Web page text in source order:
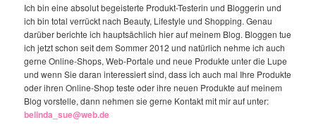
Ich bin eine absolut begeisterte Produkt-Testerin und Bloggerin und
ich bin total verrückt nach Beauty, Lifestyle und Shopping. Genau
darüber berichte ich hauptsächlich hier auf meinem Blog. Bloggen tue
ich jetzt schon seit dem Sommer 2012 und natürlich nehme ich auch
gerne Online-Shops, Web-Portale und neue Produkte unter die Lupe
und wenn Sie daran interessiert sind, dass ich auch mal Ihre Produkte
oder ihren Online-Shop teste oder ihre neuen Produkte auf meinem
Blog vorstelle, dann nehmen sie gerne Kontakt mit mir auf unter:
belinda_sue@web.de